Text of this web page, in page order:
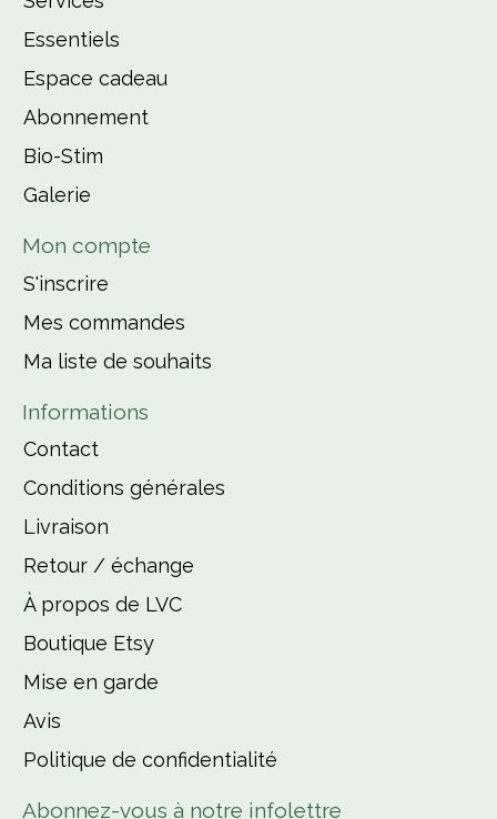
Essentiels
Espace cadeau
Abonnement
Bio-Stim
Galerie
Mon compte
S'inscrire
Mes commandes
Ma liste de souhaits
Informations
Contact
Conditions générales
Livraison
Retour / échange
À propos de LVC
Boutique Etsy
Mise en garde
Avis
Politique de confidentialité
Abonnez-vous à notre infolettre